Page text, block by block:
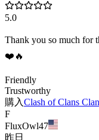
5.0
Thank you so much for
❤️🔥
Friendly
Trustworthy
購入Clash of Clans
F
FluxOwl47
昨日